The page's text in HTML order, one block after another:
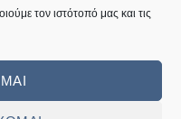
τον ιστότοπό μας και τις
11,30 €